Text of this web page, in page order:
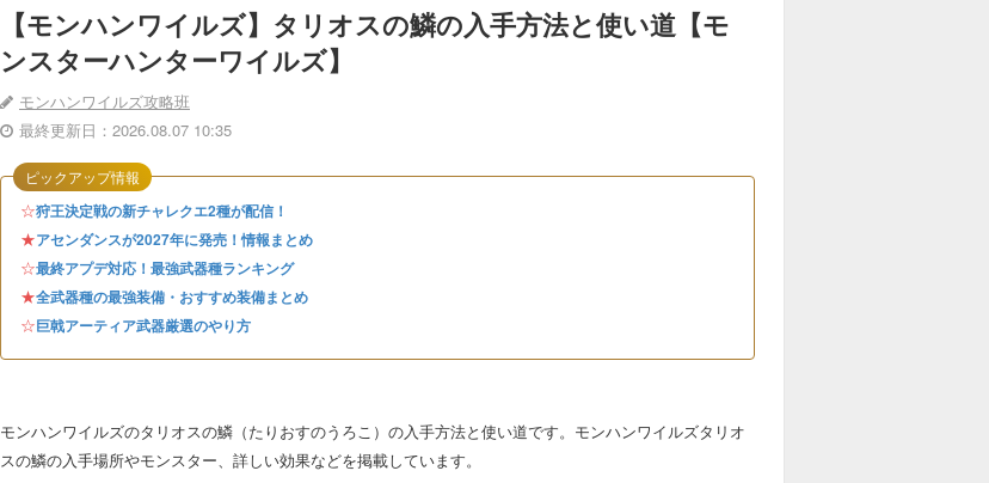
【モンハンワイルズ】タリオスの鱗の入手方法と使い道【モ
ンスターハンターワイルズ】
モンハンワイルズ攻略班
最終更新日：2026.08.07 10:35
☆狩王決定戦の新チャレクエ2種が配信！
★アセンダンスが2027年に発売！情報まとめ
☆最終アプデ対応！最強武器種ランキング
★全武器種の最強装備・おすすめ装備まとめ
☆巨戟アーティア武器厳選のやり方
ピックアップ情報
モンハンワイルズのタリオスの鱗（たりおすのうろこ）の入手方法と使い道です。モンハンワイルズタリオ
スの鱗の入手場所やモンスター、詳しい効果などを掲載しています。